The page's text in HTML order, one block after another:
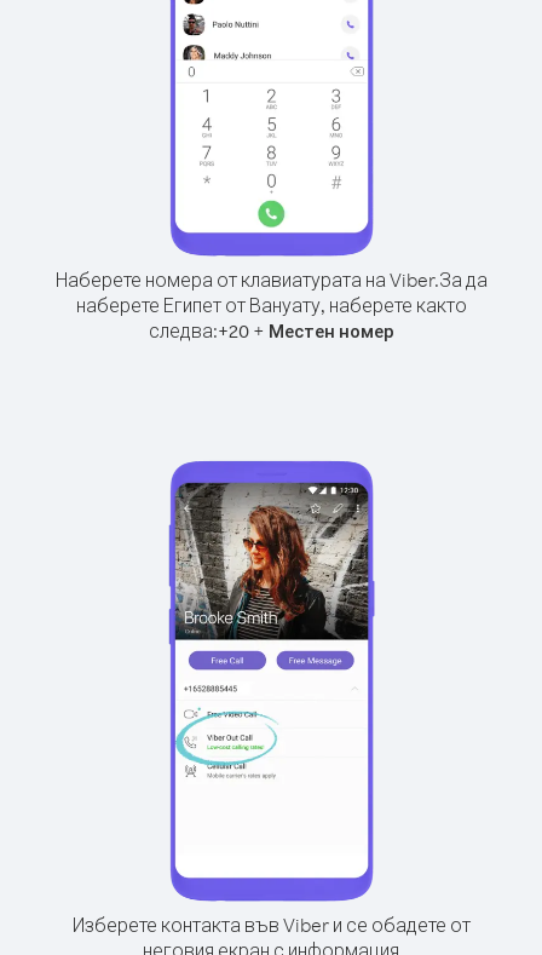
Наберете номера от клавиатурата на Viber.За да
наберете Египет от Вануату, наберете както
следва:+20+ Местен номер
Изберете контакта във Viber и се обадете от
неговия екран с информация